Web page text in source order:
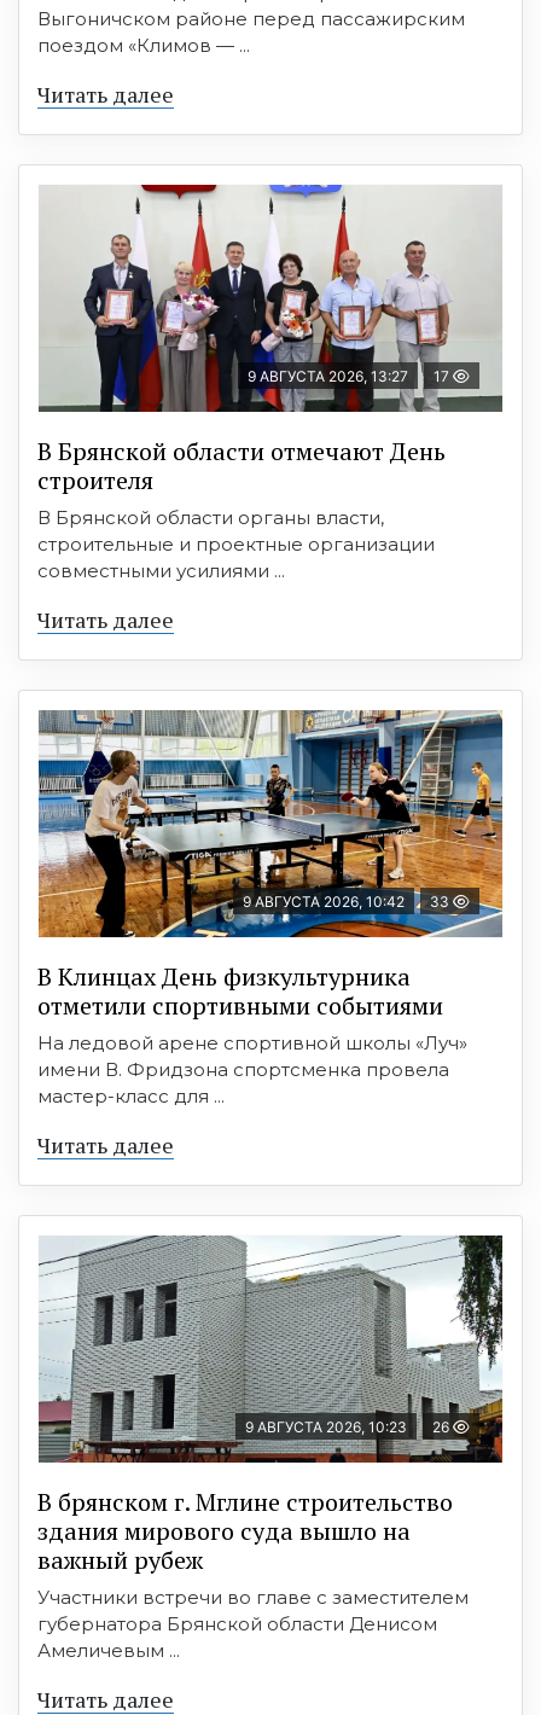
Выгоничском районе перед пассажирским
поездом «Климов — ...
Читать далее
9 АВГУСТА 2026, 13:27 17
В Брянской области отмечают День
строителя
В Брянской области органы власти,
строительные и проектные организации
совместными усилиями ...
Читать далее
9 АВГУСТА 2026, 10:42 33
В Клинцах День физкультурника
отметили спортивными событиями
На ледовой арене спортивной школы «Луч»
имени В. Фридзона спортсменка провела
мастер-класс для ...
Читать далее
9 АВГУСТА 2026, 10:23 26
В брянском г. Мглине строительство
здания мирового суда вышло на
важный рубеж
Участники встречи во главе с заместителем
губернатора Брянской области Денисом
Амеличевым ...
Читать далее